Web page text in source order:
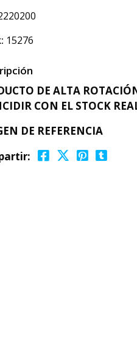
15276
DE ALTA
CON EL STOCK
DE REFERENCIA